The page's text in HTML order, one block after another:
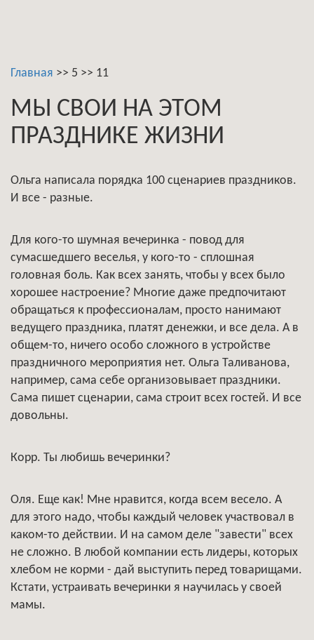
Главная >> 5 >> 11
МЫ СВОИ НА ЭТОМ
ПРАЗДНИКЕ ЖИЗНИ
Ольга написала порядка 100 сценариев праздников.
И все - разные.
Для кого-то шумная вечеринка - повод для
сумасшедшего веселья, у кого-то - сплошная
головная боль. Как всех занять, чтобы у всех было
хорошее настроение? Многие даже предпочитают
обращаться к профессионалам, просто нанимают
ведущего праздника, платят денежки, и все дела. А в
общем-то, ничего особо сложного в устройстве
праздничного мероприятия нет. Ольга Таливанова,
например, сама себе организовывает праздники.
Сама пишет сценарии, сама строит всех гостей. И все
довольны.
Корр. Ты любишь вечеринки?
Оля. Еще как! Мне нравится, когда всем весело. А
для этого надо, чтобы каждый человек участвовал в
каком-то действии. И на самом деле "завести" всех
не сложно. В любой компании есть лидеры, которых
хлебом не корми - дай выступить перед товарищами.
Кстати, устраивать вечеринки я научилась у своей
мамы.